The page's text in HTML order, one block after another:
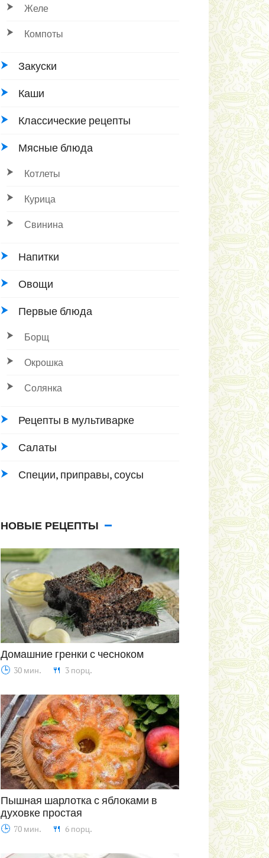
Желе
Компоты
Закуски
Каши
Классические рецепты
Мясные блюда
Котлеты
Курица
Свинина
Напитки
Овощи
Первые блюда
Борщ
Окрошка
Солянка
Рецепты в мультиварке
Салаты
Специи, приправы, соусы
НОВЫЕ РЕЦЕПТЫ
Закуски
Домашние гренки с чесноком
30 мин. 3 порц.
Выпечка
Пышная шарлотка с яблоками в
духовке простая
70 мин. 6 порц.